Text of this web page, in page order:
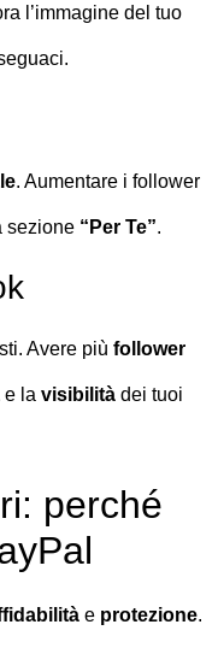
l’immagine del tuo
. Aumentare i follower
sezione “Per Te”.
Avere più follower
e la visibilitàdei tuoi
perché
e protezione.